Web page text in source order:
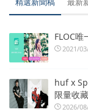
FLOC
2021/
huf x
限量收
2026/